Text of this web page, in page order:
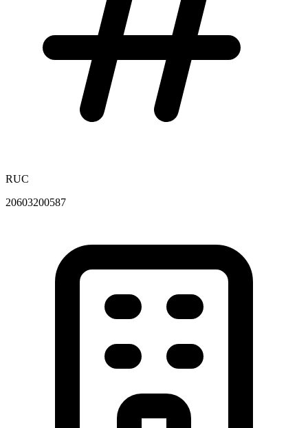
RUC
20603200587